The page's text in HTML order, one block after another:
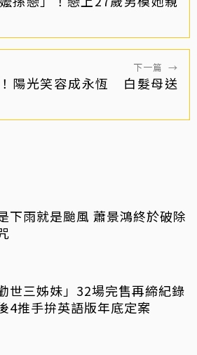
下一篇 →
陽光笑容成永恆 白髮母送
下雨就是颱風 蕭景鴻終於破除
勸世三姊妹」32場完售再締紀錄
4推手拚英語版年底定案